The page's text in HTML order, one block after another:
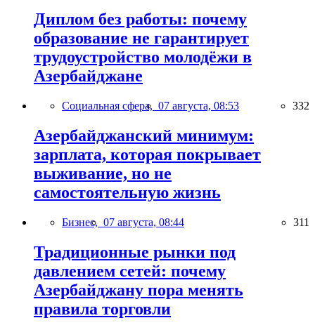
Диплом без работы: почему
образование не гарантирует
трудоустройство молодёжи в
Азербайджане
Социальная сфера, 07 августа, 08:53 332
Азербайджанский минимум:
зарплата, которая покрывает
выживание, но не
самостоятельную жизнь
Бизнес, 07 августа, 08:44 311
Традиционные рынки под
давлением сетей: почему
Азербайджану пора менять
правила торговли